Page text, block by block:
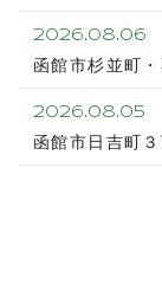
2026.08.06
函館市杉並町
2026.08.05
函館市日吉町